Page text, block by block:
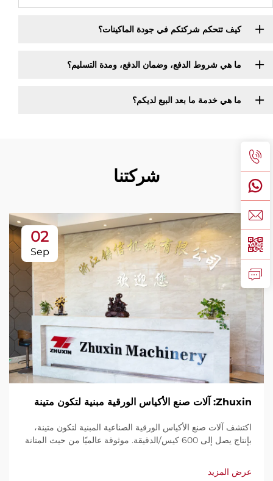
كيف تتحكم شركتكم في جودة الماكينات؟
ما هي شروط الدفع، وضمان الدفع، ومدة التسليم؟
ما هي خدمة ما بعد البيع لديكم؟
شركتنا
02
Sep
Zhuxin: آلات صنع الأكياس الورقية مبنية لتكون متينة
اكتشف آلات صنع الأكياس الورقية الصناعية المبنية لتكون متينة،
بإنتاج يصل إلى 600 كيس/الدقيقة. موثوقة عالميًا من حيث المتانة
وخدمة سريعة. اطلب عرض سعر اليوم.
عرض المزيد